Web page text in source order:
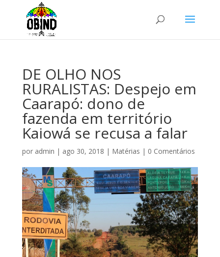
DE OLHO NOS
RURALISTAS: Despejo em
Caarapó: dono de
fazenda em território
Kaiowá se recusa a falar
por admin | ago 30, 2018 | Matérias | 0 Comentários